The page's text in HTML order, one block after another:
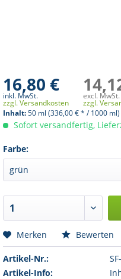
16,80 €
inkl. MwSt.
zzgl. Versandkosten
excl. MwSt.
zzgl.
Inhalt:50 ml (336,00 € * / 1000 ml)
Sofort versandfertig,
Farbe:
Merken Bewerten
Artikel-Nr.:
Artikel-Info: